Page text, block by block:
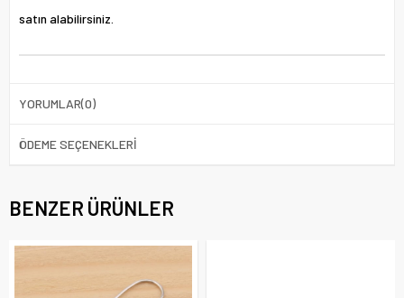
satın alabilirsiniz.
YORUMLAR(0)
ÖDEME SEÇENEKLERI
BENZER ÜRÜNLER